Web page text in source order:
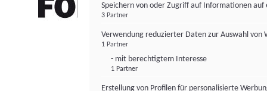
Speichern von oder Zugriff auf Informationen auf
3 Partner
Verwendung reduzierter Daten zur Auswahl von
1 Partner
- mit berechtigtem Interesse
1 Partner
Erstellung von Profilen für personalisierte
FONDS professionell